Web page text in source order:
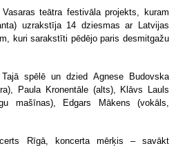
teātra festivāla projekts, kuram
uzrakstīja 14 dziesmas ar Latvijas
kuri sarakstīti pēdējo paris desmitgažu
spēlē un dzied Agnese Budovska
Paula Kronentāle (alts), Klāvs Lauls
mašīnas), Edgars Mākens (vokāls,
Rīgā, koncerta mērķis – savākt